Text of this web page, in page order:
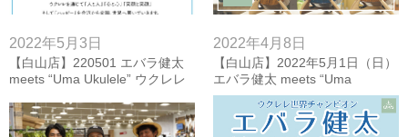
2022年5月3日
【白山店】220501 エバラ健太
meets “Uma Ukulele” ウクレレ
【フォトレポート&ダイジェス
ト動画】
2022年4月8日
【白山店】2022年5月1日（日）
エバラ健太 meets “Uma
Ukulele” ウクレレコンサート＆
ウクレレ体験会